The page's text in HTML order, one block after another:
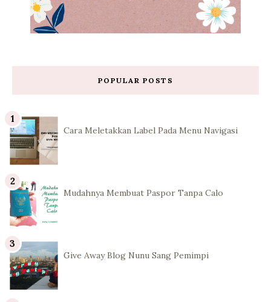
POPULAR POSTS
Cara Meletakkan Label Pada Menu Navigasi
Mudahnya Membuat Paspor Tanpa Calo
Give Away Blog Nunu Sang Pemimpi